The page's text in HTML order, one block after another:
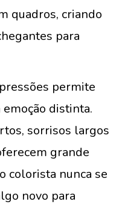
quadros, criando
para
permite
distinta.
sorrisos largos
grande
colorista nunca se
novo para